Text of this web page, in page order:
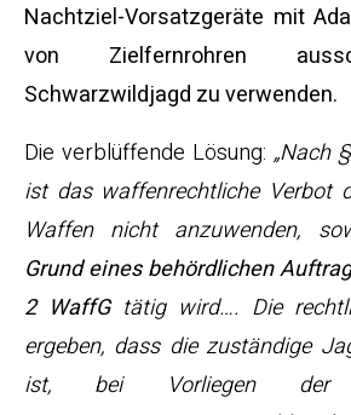
Nachtziel-Vorsatzgeräte mit
von Zielfernrohren
Schwarzwildjagd zu verwenden.
Die verblüffende Lösung: „Nach
ist das waffenrechtliche Verbot
Waffen nicht anzuwenden,
Grund eines behördlichen
2 WaffGtätig wird…. Die
ergeben, dass die zuständige
ist, bei Vorliegen der